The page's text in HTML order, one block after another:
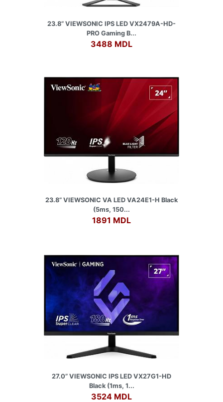
23.8” VIEWSONIC IPS LED VX2479A-HD-
PRO Gaming B...
3488 MDL
23.8” VIEWSONIC VA LED VA24E1-H Black
(5ms, 150...
1891 MDL
27.0” VIEWSONIC IPS LED VX27G1-HD
Black (1ms, 1...
3524 MDL